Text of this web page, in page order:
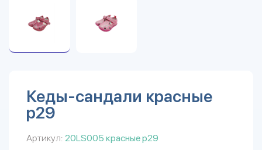
Кеды-сандали красные
р29
Артикул: 20LS005 красные р29